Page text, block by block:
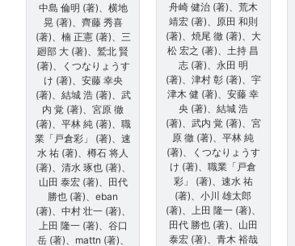
中島 倫明 (著)、横地
晃 (著)、齊藤 秀喜
(著)、楠 正憲 (著)、三
廻部 大 (著)、鷲北 賢
(著)、くつなりょうす
け (著)、安藤 幸央
(著)、結城 浩 (著)、武
内 覚 (著)、宮原 徹
(著)、平林 純 (著)、職
業「戸倉彩」 (著)、速
水 祐 (著)、樽石 将人
(著)、清水 琢也 (著)、
山田 泰宏 (著)、田代
勝也 (著)、eban
(著)、中村 壮一 (著)、
上田 隆一 (著)、谷口
岳 (著)、mattn (著)、
舟崎 健治 (著)、荒木
靖宏 (著)、原田 和則
(著)、焼尾 徹 (著)、大
松 宏之 (著)、土持 昌
志 (著)、永田 明
(著)、津村 彰 (著)、宇
津木 健 (著)、安藤 幸
央 (著)、結城 浩
(著)、武内 覚 (著)、宮
原 徹 (著)、平林 純
(著)、くつなりょうす
け (著)、職業「戸倉
彩」 (著)、速水 祐
(著)、小川 雄太郎
(著)、上田 隆一 (著)、
田代 勝也 (著)、山田
泰宏 (著)、青木 裕哉